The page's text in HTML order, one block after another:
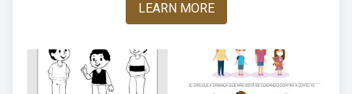
LEARN MORE